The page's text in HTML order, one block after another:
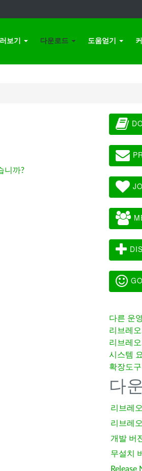
보기 다운로드 도움얻기
니까?
다른 운
리브레
리브레
시스템
확장도구
다
리브레
리브레
개발 버
무설치
Release